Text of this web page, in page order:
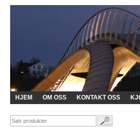
HJEM OM OSS KONTAKT OSS